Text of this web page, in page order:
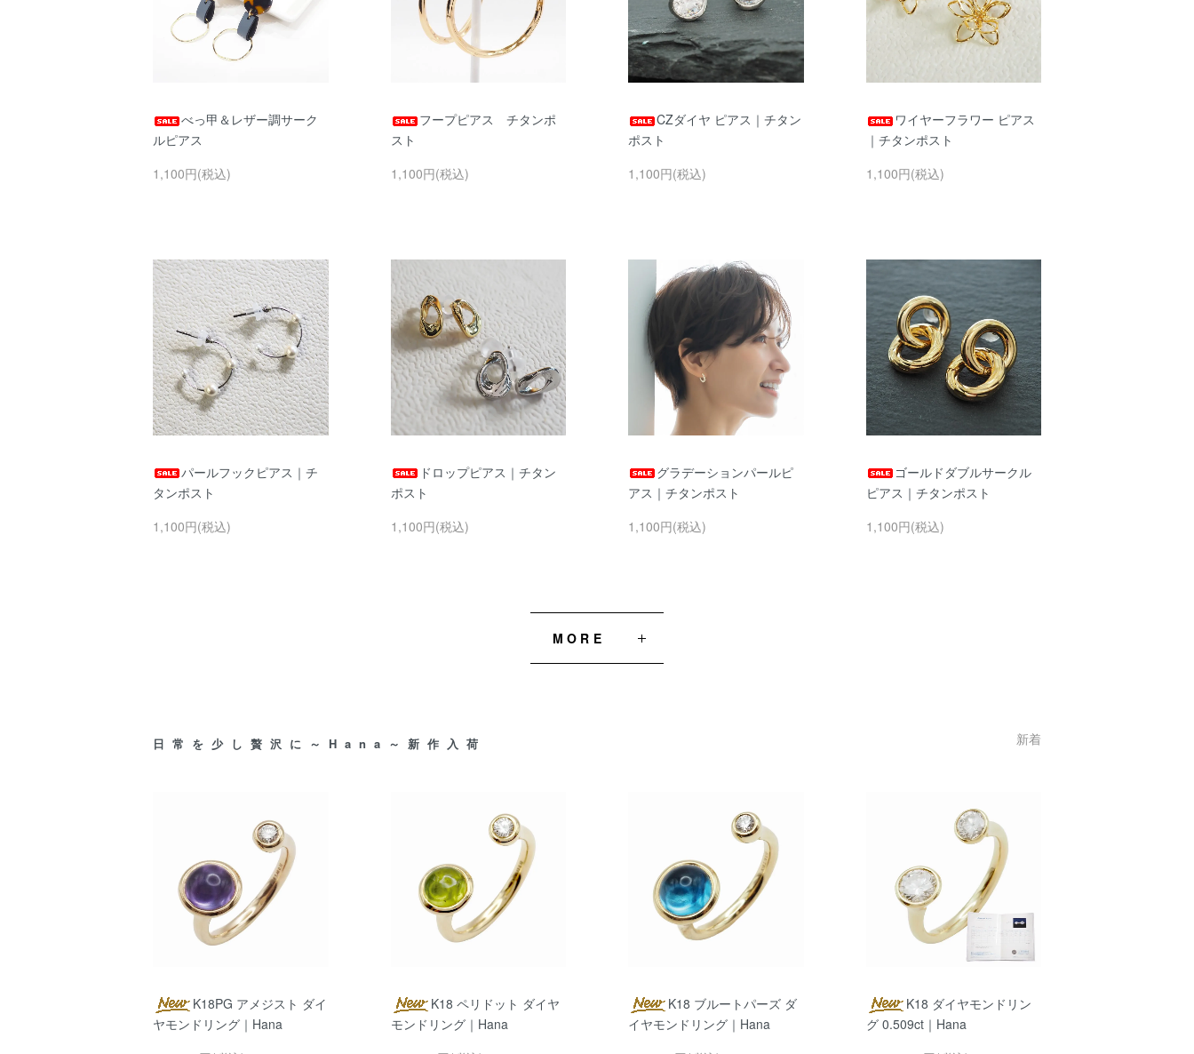
べっ甲＆レザー調サーク
ルピアス
1,100円(税込)
フープピアス チタンポ
スト
1,100円(税込)
CZダイヤ ピアス｜チタン
ポスト
1,100円(税込)
ワイヤーフラワー ピアス
｜チタンポスト
1,100円(税込)
パールフックピアス｜チ
タンポスト
1,100円(税込)
ドロップピアス｜チタン
ポスト
1,100円(税込)
グラデーションパールピ
アス｜チタンポスト
1,100円(税込)
ゴールドダブルサークル
ピアス｜チタンポスト
1,100円(税込)
MORE
日常を少し贅沢に～Hana～新作入荷 新着
K18PG アメジスト ダイ
ヤモンドリング｜Hana
K18 ペリドット ダイヤ
モンドリング｜Hana
K18 ブルートパーズ ダ
イヤモンドリング｜Hana
K18 ダイヤモンドリン
グ 0.509ct｜Hana